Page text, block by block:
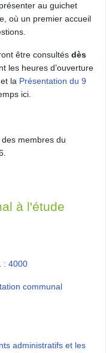
au guichet
où un premier accueil
être consultés dès
les heures d’ouverture
la Présentation du 9
ici.
membres du
à l'étude
: 4000
communal
administratifs et les